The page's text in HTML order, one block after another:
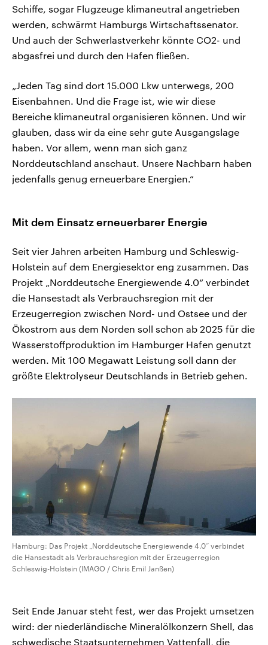
Schiffe, sogar Flugzeuge klimaneutral angetrieben
werden, schwärmt Hamburgs Wirtschaftssenator.
Und auch der Schwerlastverkehr könnte CO2- und
abgasfrei und durch den Hafen fließen.
„Jeden Tag sind dort 15.000 Lkw unterwegs, 200
Eisenbahnen. Und die Frage ist, wie wir diese
Bereiche klimaneutral organisieren können. Und wir
glauben, dass wir da eine sehr gute Ausgangslage
haben. Vor allem, wenn man sich ganz
Norddeutschland anschaut. Unsere Nachbarn haben
jedenfalls genug erneuerbare Energien.“
Mit dem Einsatz erneuerbarer Energie
Seit vier Jahren arbeiten Hamburg und Schleswig-
Holstein auf dem Energiesektor eng zusammen. Das
Projekt „Norddeutsche Energiewende 4.0“ verbindet
die Hansestadt als Verbrauchsregion mit der
Erzeugerregion zwischen Nord- und Ostsee und der
Ökostrom aus dem Norden soll schon ab 2025 für die
Wasserstoffproduktion im Hamburger Hafen genutzt
werden. Mit 100 Megawatt Leistung soll dann der
größte Elektrolyseur Deutschlands in Betrieb gehen.
Hamburg: Das Projekt „Norddeutsche Energiewende 4.0“ verbindet
die Hansestadt als Verbrauchsregion mit der Erzeugerregion
Schleswig-Holstein (IMAGO / Chris Emil Janßen)
Seit Ende Januar steht fest, wer das Projekt umsetzen
wird: der niederländische Mineralölkonzern Shell, das
schwedische Staatsunternehmen Vattenfall, die